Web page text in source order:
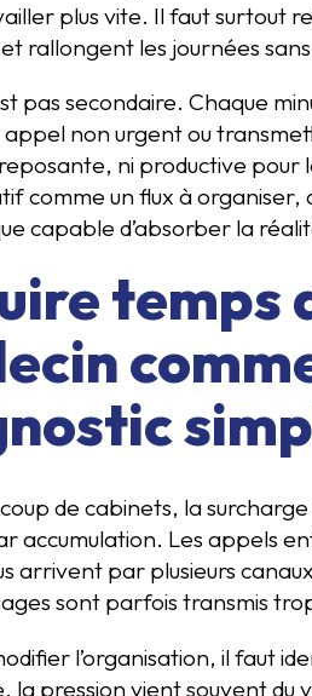
plus vite. Il faut surtout
rallongent les journées
pas secondaire. Chaque
non urgent ou
ni productive
comme un flux à
capable d’absorber la
de cabinets, la
accumulation. Les appels
arrivent par plusieurs
sont parfois transmis
l’organisation, il faut
la pression vient souvent du